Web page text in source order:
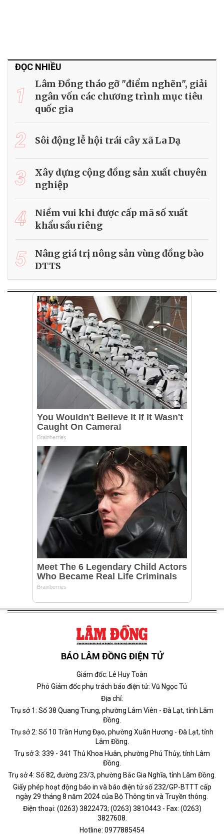
ĐỌC NHIỀU
1
Lâm Đồng tháo gỡ "điểm nghẽn", giải
ngân vốn các chương trình mục tiêu
quốc gia
2 Sôi động lễ hội trái cây xã La Dạ
3
Xây dựng cộng đồng sản xuất chuyên
nghiệp
4
Niềm vui khi được cấp mã số xuất
khẩu sầu riêng
5
Nâng giá trị nông sản vùng đồng bào
DTTS
BÁO LÂM ĐỒNG ĐIỆN TỬ
Giám đốc: Lê Huy Toàn
Phó Giám đốc phụ trách báo điện tử: Vũ Ngọc Tú
Địa chỉ:
Trụ sở 1: Số 38 Quang Trung, phường Lâm Viên - Đà Lạt, tỉnh Lâm
Đồng.
Trụ sở 2: Số 10 Trần Hưng Đạo, phường Xuân Hương - Đà Lạt, tỉnh
Lâm Đồng.
Trụ sở 3: 339 - 341 Thủ Khoa Huân, phường Phú Thủy, tỉnh Lâm
Đồng.
Trụ sở 4: Số 82, đường 23/3, phường Bắc Gia Nghĩa, tỉnh Lâm Đồng.
Giấy phép hoạt động báo in và báo điện tử số 232/GP-BTTT cấp
ngày 29 tháng 8 năm 2024 của Bộ Thông tin và Truyền thông.
Điện thoại: (0263) 3822473; (0263) 3810443 - Fax: (0263)
3827608.
Hotline: 0977885454